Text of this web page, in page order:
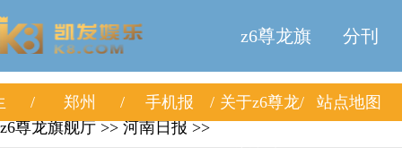
z6尊龙旗
舰厅
分刊
郑州 手机报 关于z6尊龙
站点地图
z6尊龙旗舰厅 >> 河南日报 >>